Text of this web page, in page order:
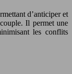
d’anticiper et
Il permet une
les conflits